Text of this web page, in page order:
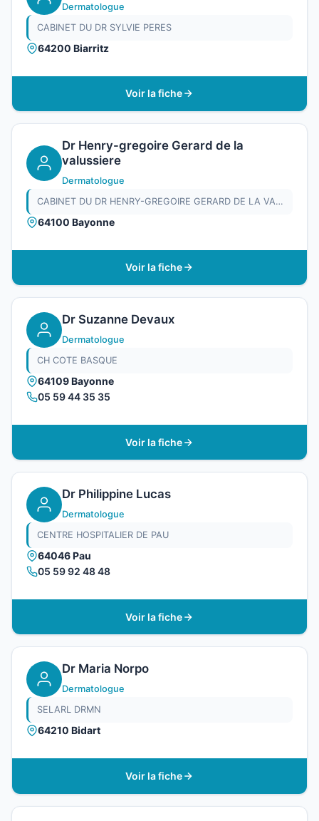
Dermatologue
CABINET DU DR SYLVIE PERES
64200 Biarritz
Voir la fiche
Dr Henry-gregoire Gerard de la
valussiere
Dermatologue
CABINET DU DR HENRY-GREGOIRE GERARD DE LA VALUSSIERE
64100 Bayonne
Voir la fiche
Dr Suzanne Devaux
Dermatologue
CH COTE BASQUE
64109 Bayonne
05 59 44 35 35
Voir la fiche
Dr Philippine Lucas
Dermatologue
CENTRE HOSPITALIER DE PAU
64046 Pau
05 59 92 48 48
Voir la fiche
Dr Maria Norpo
Dermatologue
SELARL DRMN
64210 Bidart
Voir la fiche